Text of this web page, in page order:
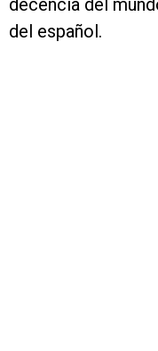
decencia del
del español.